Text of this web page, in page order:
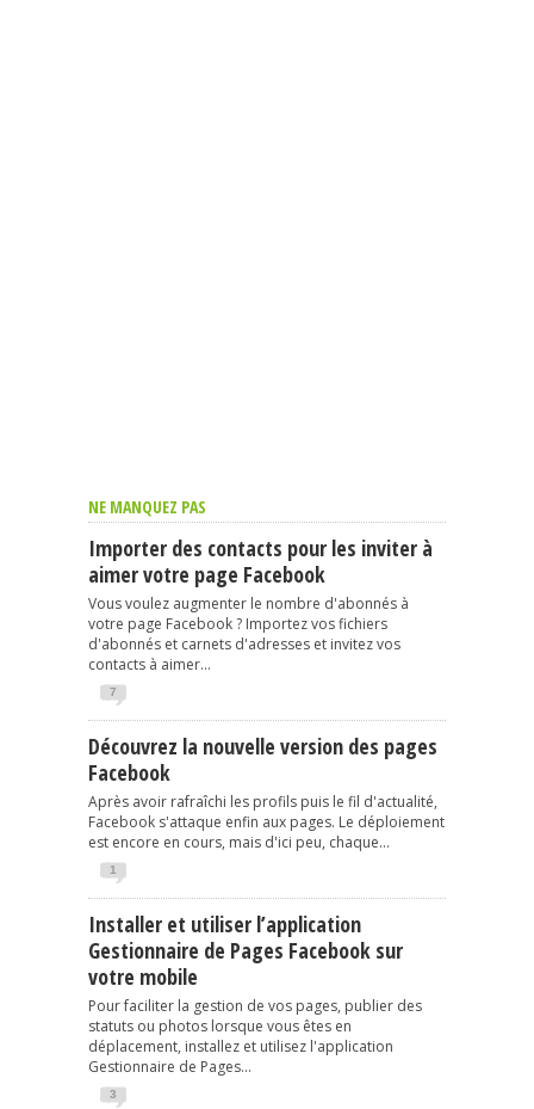
NE MANQUEZ PAS
Importer des contacts pour les inviter à
aimer votre page Facebook
Vous voulez augmenter le nombre d'abonnés à
votre page Facebook ? Importez vos fichiers
d'abonnés et carnets d'adresses et invitez vos
contacts à aimer...
7
Découvrez la nouvelle version des pages
Facebook
Après avoir rafraîchi les profils puis le fil d'actualité,
Facebook s'attaque enfin aux pages. Le déploiement
est encore en cours, mais d'ici peu, chaque...
1
Installer et utiliser l’application
Gestionnaire de Pages Facebook sur
votre mobile
Pour faciliter la gestion de vos pages, publier des
statuts ou photos lorsque vous êtes en
déplacement, installez et utilisez l'application
Gestionnaire de Pages...
3